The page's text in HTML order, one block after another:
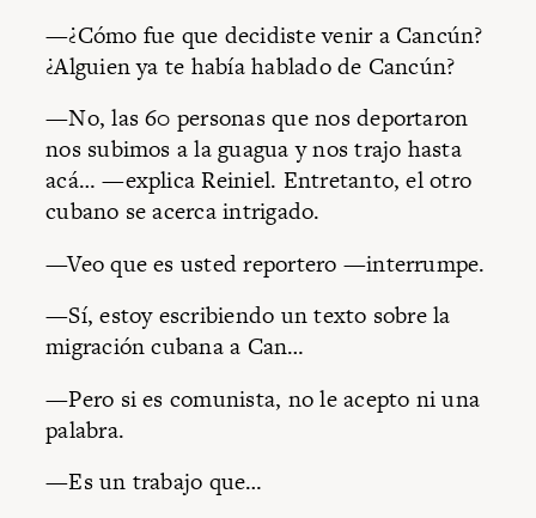
—¿Cómo fue que decidiste venir a Cancún?
¿Alguien ya te había hablado de Cancún?
—No, las 60 personas que nos deportaron
nos subimos a la guagua y nos trajo hasta
acá… —explica Reiniel. Entretanto, el otro
cubano se acerca intrigado.
—Veo que es usted reportero —interrumpe.
—Sí, estoy escribiendo un texto sobre la
migración cubana a Can…
—Pero si es comunista, no le acepto ni una
palabra.
—Es un trabajo que…